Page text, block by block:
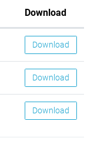
Download
Download
Download
Download